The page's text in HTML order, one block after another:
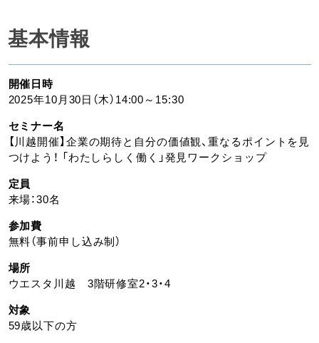
基本情報
開催日時
2025年10月30日（木）14:00～15:30
セミナー名
【川越開催】企業の期待と自分の価値観、重なるポイントを見
つけよう！ 「わたしらしく働く」発見ワークショップ
定員
来場：30名
参加費
無料（事前申し込み制）
場所
ウエスタ川越 3階研修室2・3・4
対象
59歳以下の方